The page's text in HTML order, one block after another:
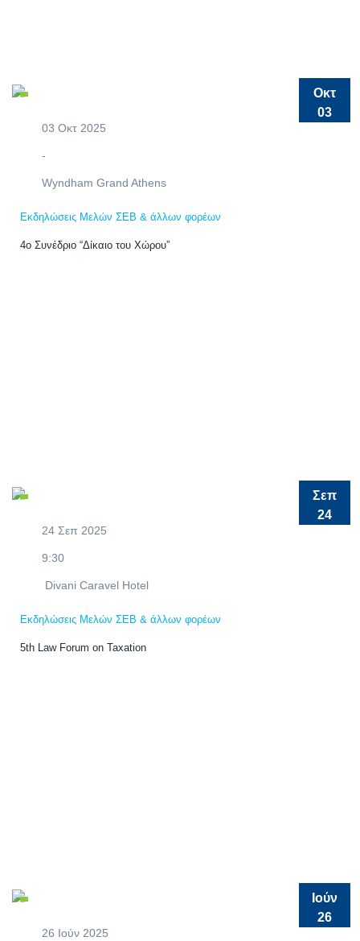
Οκτ
03
03 Οκτ 2025
-
Wyndham Grand Athens
Εκδηλώσεις Μελών ΣΕΒ & άλλων φορέων
4o Συνέδριο “Δίκαιο του Χώρου”
Σεπ
24
24 Σεπ 2025
9:30
Divani Caravel Hotel
Εκδηλώσεις Μελών ΣΕΒ & άλλων φορέων
5th Law Forum on Taxation
Ιούν
26
26 Ιούν 2025